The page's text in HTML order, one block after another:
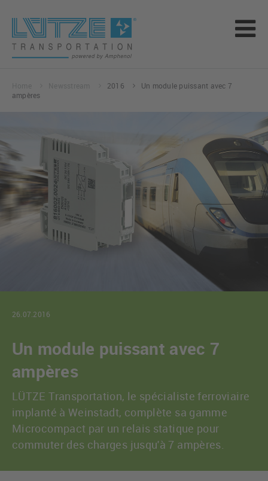
2016
Un module puissant avec 7
ampères
26.07.2016
Un module puissant avec 7
ampères
LÜTZE Transportation, le spécialiste ferroviaire
implanté à Weinstadt, complète sa gamme
Microcompact par un relais statique pour
commuter des charges jusqu'à 7 ampères.